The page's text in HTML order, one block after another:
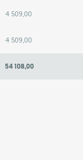
4 509,00
4 509,00
54 108,00